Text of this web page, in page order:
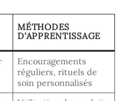
MÉTHODES
D’APPRENTISSAGE
Encouragements
réguliers, rituels de
soin personnalisés